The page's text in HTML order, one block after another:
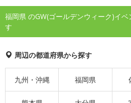
福岡県 のGW(ゴールデンウィーク)イ
す
周辺の都道府県から探す
九州・沖縄 福岡県